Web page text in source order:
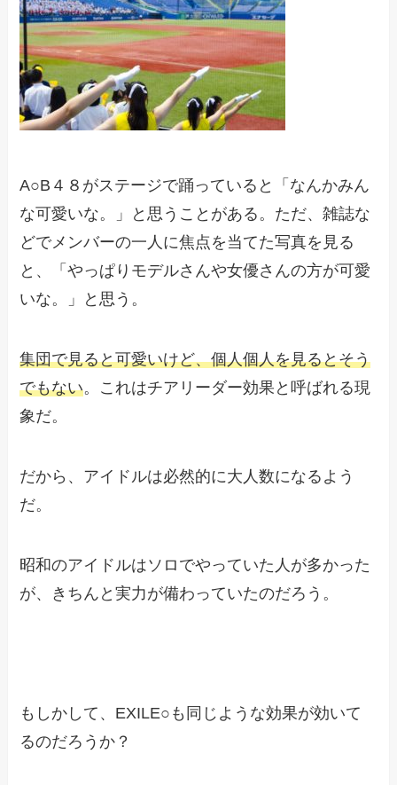
A○B４８がステージで踊っていると「なんかみん
な可愛いな。」と思うことがある。ただ、雑誌な
どでメンバーの一人に焦点を当てた写真を見る
と、「やっぱりモデルさんや女優さんの方が可愛
いな。」と思う。
集団で見ると可愛いけど、個人個人を見るとそう
でもない。これはチアリーダー効果と呼ばれる現
象だ。
だから、アイドルは必然的に大人数になるよう
だ。
昭和のアイドルはソロでやっていた人が多かった
が、きちんと実力が備わっていたのだろう。
もしかして、EXILE○も同じような効果が効いて
るのだろうか？